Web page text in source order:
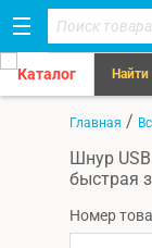
Каталог Найти
Главная /
Шнур USB
быстрая
Номер